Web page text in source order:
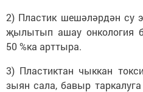
2) Пластик шешәләрдән су
җылытып ашау онкология
50 %ка арттыра.
3) Пластиктан чыккан
зыян сала, бавыр